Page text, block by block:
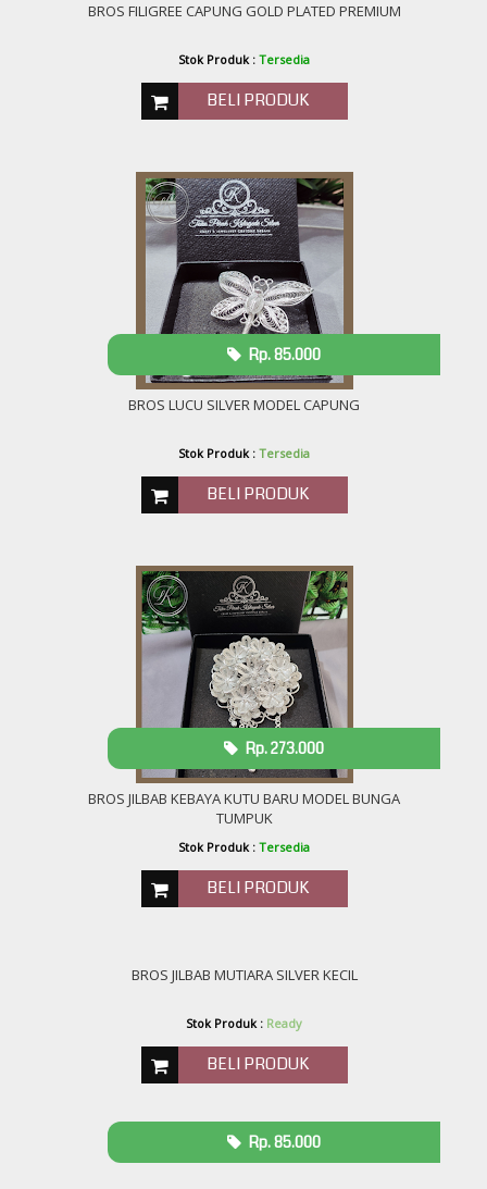
BROS FILIGREE CAPUNG GOLD PLATED PREMIUM
Stok Produk :Tersedia
BELI PRODUK
BROS LUCU SILVER MODEL CAPUNG
Rp. 85.000
Stok Produk :Tersedia
BELI PRODUK
BROS JILBAB KEBAYA KUTU BARU MODEL BUNGA
TUMPUK
Rp. 273.000
Stok Produk :Tersedia
BELI PRODUK
BROS JILBAB MUTIARA SILVER KECIL
Rp. 85.000
Stok Produk : Ready
BELI PRODUK